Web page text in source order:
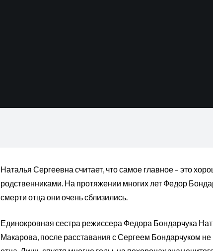
Наталья Сергеевна считает, что самое главное – это
родственниками. На протяжении многих лет Федор
смерти отца они очень сблизились.
Единокровная сестра режиссера Федора Бондарчука
Макарова, после расставания с Сергеем Бондарчуком